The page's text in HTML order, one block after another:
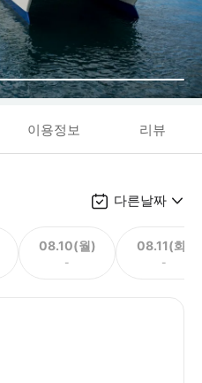
이용정보 리뷰
다른날짜
08.10(월)
-
08.11(화)
-